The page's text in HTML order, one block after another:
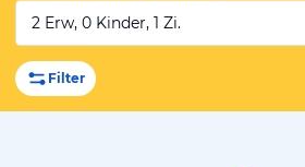
2 Erw, 0 Kinder, 1 Zi.
Filter